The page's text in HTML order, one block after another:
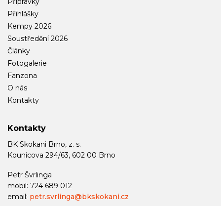
Přihlášky
Kempy 2026
Soustředění 2026
Články
Fotogalerie
Fanzona
O nás
Kontakty
Kontakty
BK Skokani Brno, z. s.
Kounicova 294/63, 602 00 Brno
Petr Švrlinga
mobil: 724 689 012
email: petr.svrlinga@bkskokani.cz